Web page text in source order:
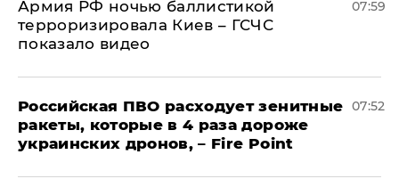
Армия РФ ночью баллистикой
терроризировала Киев – ГСЧС
показало видео
07:59
Российская ПВО расходует зенитные
ракеты, которые в 4 раза дороже
украинских дронов, – Fire Point
07:52